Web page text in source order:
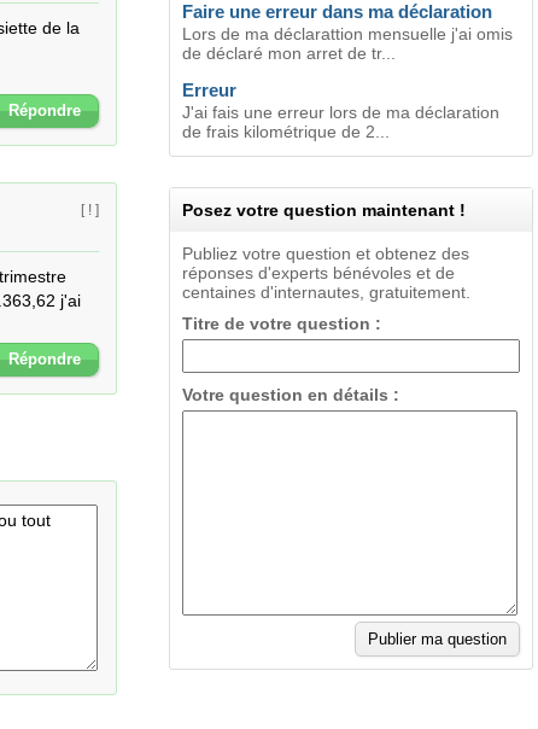
de la
Répondre
[ ! ]
j'ai
Répondre
Faire une erreur dans ma déclaration
Lors de ma déclarattion mensuelle j'ai omis
de déclaré mon arret de tr...
Erreur
J'ai fais une erreur lors de ma déclaration
de frais kilométrique de 2...
Posez votre question maintenant !
Publiez votre question et obtenez des
réponses d'experts bénévoles et de
centaines d'internautes, gratuitement.
Titre de votre question :
Votre question en détails :